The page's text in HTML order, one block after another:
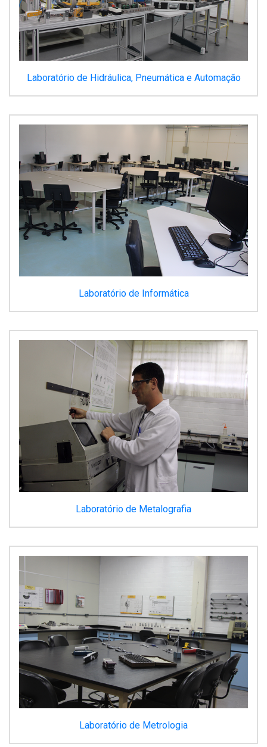
Laboratório de Hidráulica, Pneumática e Automação
Laboratório de Informática
Laboratório de Metalografia
Laboratório de Metrologia